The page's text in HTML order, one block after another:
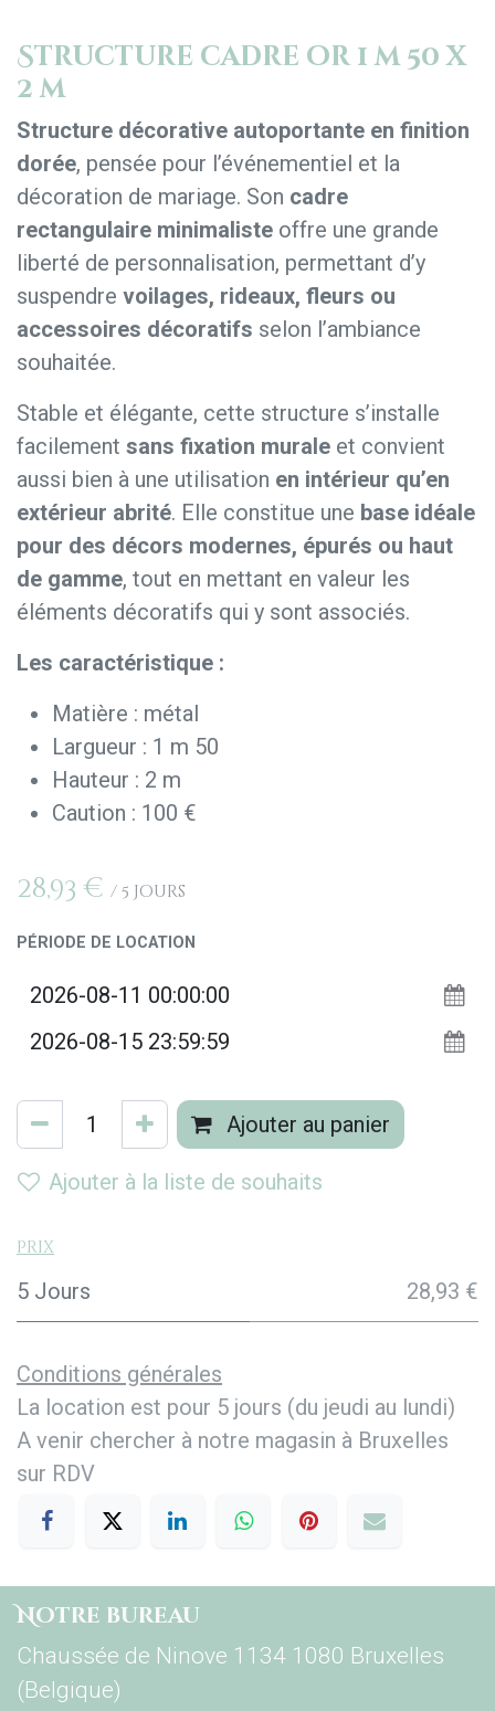
Structure cadre or 1 m 50 x
2 m
Structure décorative autoportante en finition
dorée, pensée pour l’événementiel et la
décoration de mariage. Son cadre
rectangulaire minimaliste offre une grande
liberté de personnalisation, permettant d’y
suspendre voilages, rideaux, fleurs ou
accessoires décoratifs selon l’ambiance
souhaitée.
Stable et élégante, cette structure s’installe
facilement sans fixation murale et convient
aussi bien à une utilisation en intérieur qu’en
extérieur abrité. Elle constitue une base idéale
pour des décors modernes, épurés ou haut
de gamme, tout en mettant en valeur les
éléments décoratifs qui y sont associés.
Les caractéristique :
Matière : métal
Largueur : 1 m 50
Hauteur : 2 m
Caution : 100 €
28,93 € /5 Jours
PÉRIODE DE LOCATION
Ajouter au panier
Ajouter à la liste de souhaits
Prix
5 Jours 28,93 €
Conditions générales
La location est pour 5 jours (du jeudi au lundi)
A venir chercher à notre magasin à Bruxelles
sur RDV
Notre bureau
Chaussée de Ninove 1134 1080 Bruxelles
(Belgique)